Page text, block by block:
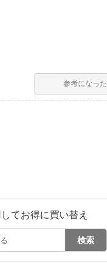
参考になった
てお得に買い替え
検索